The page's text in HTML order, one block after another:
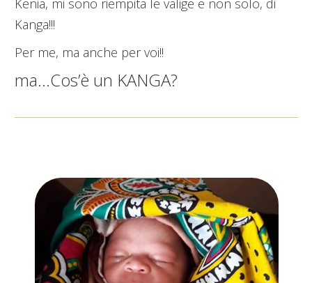
Kenia, mi sono riempita le valige e non solo, di
Kanga!!!
Per me, ma anche per voi!!
ma…Cos’è un KANGA?